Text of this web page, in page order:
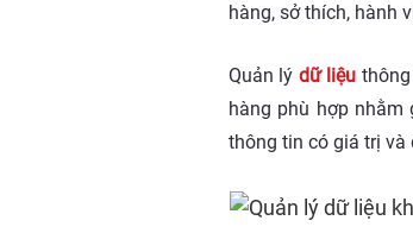
hàng, sở thích, hành
Quản lý dữ liệu
hàng phù hợp nhằm
thông tin có giá trị và